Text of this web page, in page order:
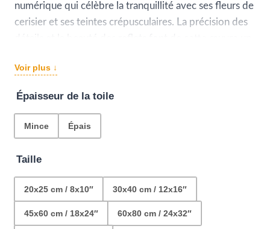
€29.99
numérique qui célèbre la tranquillité avec ses fleurs de
cerisier et ses teintes crépusculaires. La précision des
Voir plus ↓
Épaisseur de la toile
Mince Épais
Taille
20x25 cm / 8x10″ 30x40 cm / 12x16″
45x60 cm / 18x24″ 60x80 cm / 24x32″